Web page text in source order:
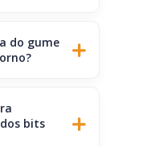
do gume
bits